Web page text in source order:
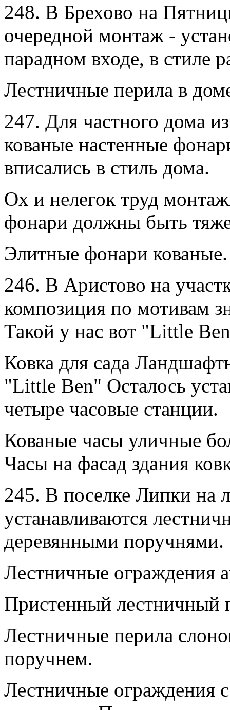
248. В Брехово на
очередной монтаж -
парадном входе, в стиле
Лестничные перила в
247. Для частного дома
кованые настенные
вписались в стиль дома.
Ох и нелегок труд
фонари должны быть
Элитные фонари кованые.
246. В Аристово на
композиция по мотивам
Такой у нас вот "Little
Ковка для сада
"Little Ben" Осталось
четыре часовые станции.
Кованые часы уличные
Часы на фасад здания
245. В поселке Липки на
устанавливаются
деревянными поручнями.
Лестничные ограждения
Пристенный лестничный
Лестничные перила
поручнем.
Лестничные ограждения